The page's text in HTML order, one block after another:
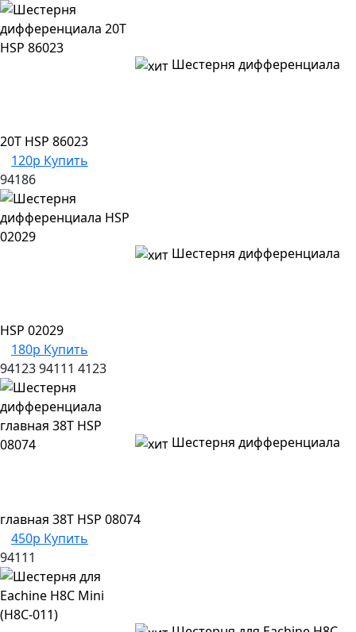
Шестерня дифференциала
20T HSP 86023
120р Купить
94186
Шестерня дифференциала
HSP 02029
180р Купить
9412394111 4123
Шестерня дифференциала
главная 38T HSP 08074
450р Купить
94111